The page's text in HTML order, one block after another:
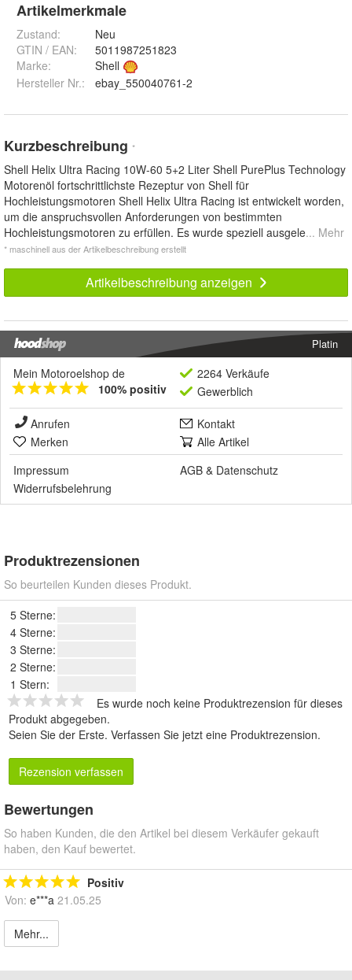
Artikelmerkmale
Zustand:
Neu
GTIN / EAN:
5011987251823
Marke:
Shell
Hersteller Nr.:
ebay_550040761-2
Kurzbeschreibung *
Shell Helix Ultra Racing 10W-60 5+2 Liter Shell PurePlus Technology
Motorenöl fortschrittlichste Rezeptur von Shell für
Hochleistungsmotoren Shell Helix Ultra Racing ist entwickelt worden,
um die anspruchsvollen Anforderungen von bestimmten
Hochleistungsmotoren zu erfüllen. Es wurde speziell ausgele... Mehr
* maschinell aus der Artikelbeschreibung erstellt
Artikelbeschreibung anzeigen
Platin
Mein Motoroelshop de
100% positiv
2264 Verkäufe
Gewerblich
Anrufen
Kontakt
Merken
Alle Artikel
Impressum
AGB & Datenschutz
Widerrufsbelehrung
Produktrezensionen
So beurteilen Kunden dieses Produkt.
5 Sterne:
4 Sterne:
3 Sterne:
2 Sterne:
1 Stern:
Es wurde noch keine Produktrezension für dieses
Produkt abgegeben.
Seien Sie der Erste. Verfassen Sie jetzt eine Produktrezension.
Rezension verfassen
Bewertungen
So haben Kunden, die den Artikel bei diesem Verkäufer gekauft
haben, den Kauf bewertet.
Positiv
Von: e***a 21.05.25
Mehr...